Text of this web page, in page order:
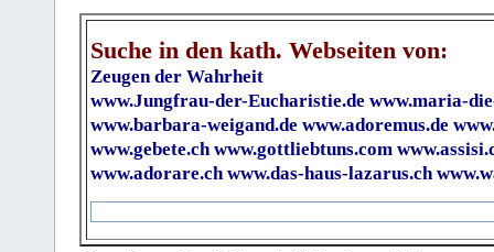
Suche in den kath. Webseiten von:
Zeugen der Wahrheit
www.Jungfrau-der-Eucharistie.de www.maria-
www.barbara-weigand.de www.adoremus.de
www.gebete.ch www.gottliebtuns.com
www.adorare.ch www.das-haus-lazarus.ch